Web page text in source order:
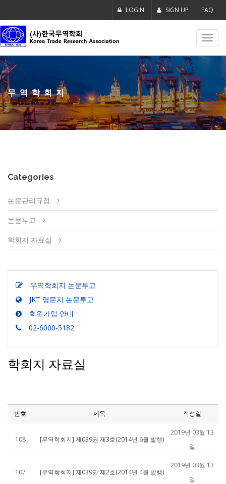
LOGIN SIGN UP FAQ
무역학회지
Categories
논문관리규정
논문투고
학회지 자료실
무역학회지 논문투고
JKT 영문지 논문투고
회원가입 안내
02-6000-5182
학회지 자료실
번호 제목 작성일
108 [무역학회지] 제039권 제3호(2014년 6월 발행)
2019년 03월 13
일
107 [무역학회지] 제039권 제2호(2014년 4월 발행)
2019년 03월 13
일